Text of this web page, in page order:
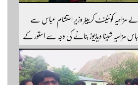
مزاحیہ کونٹینٹ کرییٹر وزیر احتشام عباس سے
مزاحیہ شینا ویڈیوز بنانے کی وجہ سے استور کے
اچھی ویڈیوز دیکھنے کے لئے ہمارے یوٹیوب چینل کو